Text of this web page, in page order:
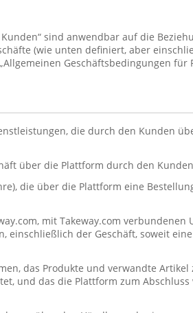
sind anwendbar auf die
(wie unten definiert, aber
Geschäftsbedingungen für
die durch den Kunden
über die Plattform durch den
die über die Plattform eine
mit Takeway.com verbundenen
der Geschäft, soweit
das Produkte und verwandte Artikel
und das die Plattform zum Abschluss